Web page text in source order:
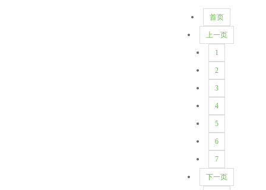
首页
上一页
1
2
3
4
5
6
7
下一页